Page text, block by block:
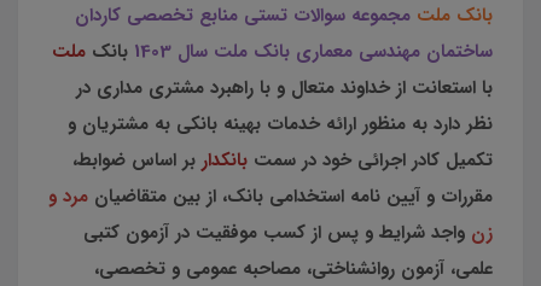
بانک ملت مجموعه سوالات تستی منابع تخصصی کاردان
ساختمان مهندسی معماری بانک ملت سال 1403
بانک ملت
با استعانت از خداوند متعال و با راهبرد مشتری مداری در
نظر دارد به منظور ارائه خدمات بهینه بانکی به مشتريان و
تکمیل کادر اجرائی خود در سمت بانکدار بر اساس ضوابط،
مقررات و آیین نامه استخدامی بانک، از بين متقاضيان مرد و
زن واجد شرايط و پس از کسب موفقيت در آزمون کتبی
علمی، آزمون روانشناختی، مصاحبه عمومی و تخصصی،